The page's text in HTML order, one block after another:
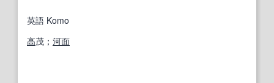
英語 Komo
高茂； 河面